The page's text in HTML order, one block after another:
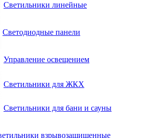
Светильники линейные
Светодиодные панели
Управление освещением
Светильники для ЖКХ
Светильники для бани и сауны
взрывозащищенные